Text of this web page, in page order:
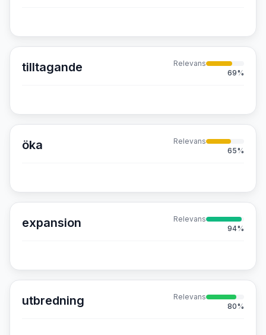
tilltagande
Relevans
69%
öka
Relevans
65%
expansion
Relevans
94%
utbredning
Relevans
80%